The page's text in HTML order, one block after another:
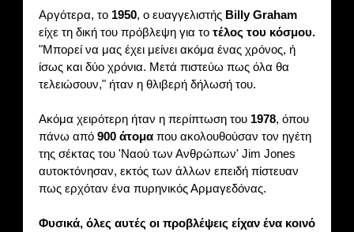
Αργότερα, το 1950, ο ευαγγελιστής Billy Graham
είχε τη δική του πρόβλεψη για το τέλος του κόσμου.
"Μπορεί να μας έχει μείνει ακόμα ένας χρόνος, ή
ίσως και δύο χρόνια. Μετά πιστεύω πως όλα θα
τελειώσουν," ήταν η θλιβερή δήλωσή του.
Ακόμα χειρότερη ήταν η περίπτωση του 1978, όπου
πάνω από 900 άτομα που ακολουθούσαν τον ηγέτη
της σέκτας του 'Ναού των Ανθρώπων' Jim Jones
αυτοκτόνησαν, εκτός των άλλων επειδή πίστευαν
πως ερχόταν ένα πυρηνικός Αρμαγεδόνας.
Φυσικά, όλες αυτές οι προβλέψεις είχαν ένα κοινό